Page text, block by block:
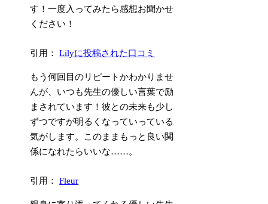
す！一度入ってみたら感想お聞かせ
ください！
引用：Lilyに投稿された口コミ
もう何回目のリピートかわかりませ
んが、いつも先生の優しい言葉で励
まされています！彼との未来も少し
ずつですが明るくなっていっている
気がします。このままもっと良い関
係になれたらいいな……。
引用：Fleur